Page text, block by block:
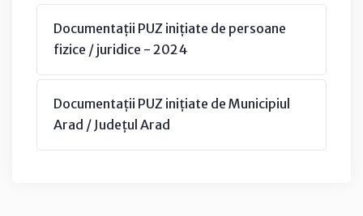
Documentații PUZ inițiate de persoane
fizice / juridice - 2024
Documentații PUZ inițiate de Municipiul
Arad / Județul Arad